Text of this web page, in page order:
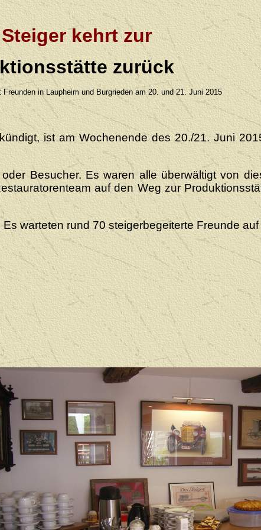
kehrt zur
zurück
in Laupheim und Burgrieden am 20. und 21. Juni 2015
ist am Wochenende des 20./21. Juni
Besucher. Es waren alle überwältigt von
auf den Weg zur
warteten rund 70 steigerbegeiterte Freunde auf